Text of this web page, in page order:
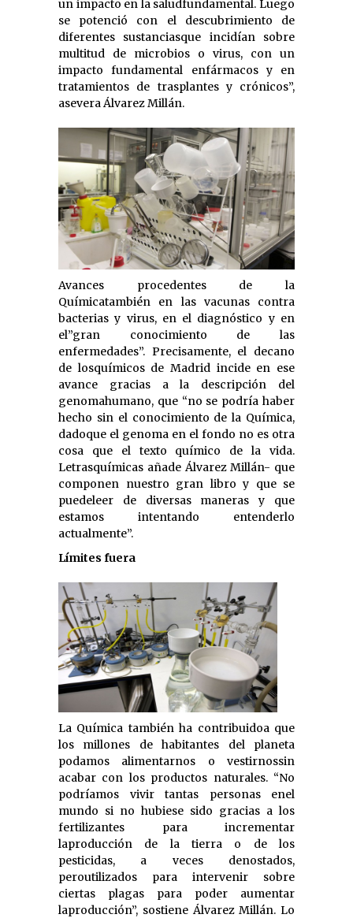
un impacto en la saludfundamental. Luego
se potenció con el descubrimiento de
diferentes sustanciasque incidían sobre
multitud de microbios o virus, con un
impacto fundamental enfármacos y en
tratamientos de trasplantes y crónicos”,
asevera Álvarez Millán.
Avances procedentes de la
Químicatambién en las vacunas contra
bacterias y virus, en el diagnóstico y en
el”gran conocimiento de las
enfermedades”. Precisamente, el decano
de losquímicos de Madrid incide en ese
avance gracias a la descripción del
genomahumano, que “no se podría haber
hecho sin el conocimiento de la Química,
dadoque el genoma en el fondo no es otra
cosa que el texto químico de la vida.
Letrasquímicas añade Álvarez Millán- que
componen nuestro gran libro y que se
puedeleer de diversas maneras y que
estamos intentando entenderlo
actualmente”.
Límites fuera
La Química también ha contribuidoa que
los millones de habitantes del planeta
podamos alimentarnos o vestirnossin
acabar con los productos naturales. “No
podríamos vivir tantas personas enel
mundo si no hubiese sido gracias a los
fertilizantes para incrementar
laproducción de la tierra o de los
pesticidas, a veces denostados,
peroutilizados para intervenir sobre
ciertas plagas para poder aumentar
laproducción”, sostiene Álvarez Millán. Lo